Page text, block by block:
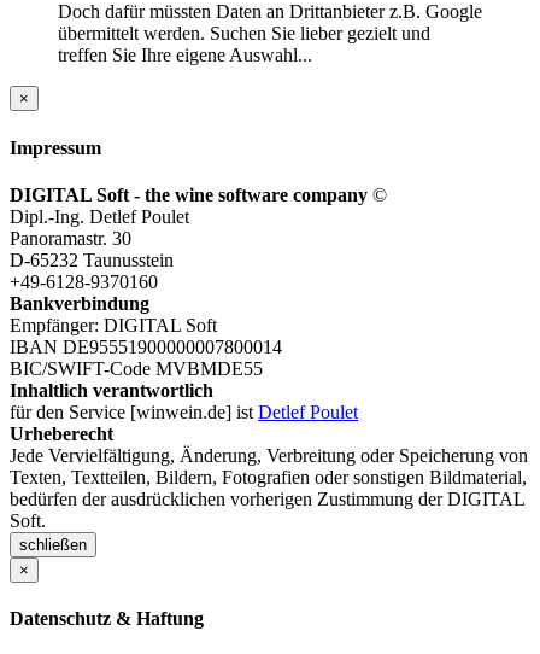
Doch dafür müssten Daten an Drittanbieter z.B. Google
übermittelt werden. Suchen Sie lieber gezielt und
treffen Sie Ihre eigene Auswahl...
×
Impressum
DIGITAL Soft - the wine software company ©
Dipl.-Ing. Detlef Poulet
Panoramastr. 30
D-65232 Taunusstein
+49-6128-9370160
Bankverbindung
Empfänger: DIGITAL Soft
IBAN DE95551900000007800014
BIC/SWIFT-Code MVBMDE55
Inhaltlich verantwortlich
für den Service [winwein.de] ist Detlef Poulet
Urheberecht
Jede Vervielfältigung, Änderung, Verbreitung oder Speicherung von
Texten, Textteilen, Bildern, Fotografien oder sonstigen Bildmaterial,
bedürfen der ausdrücklichen vorherigen Zustimmung der DIGITAL
Soft.
schließen
×
Datenschutz & Haftung